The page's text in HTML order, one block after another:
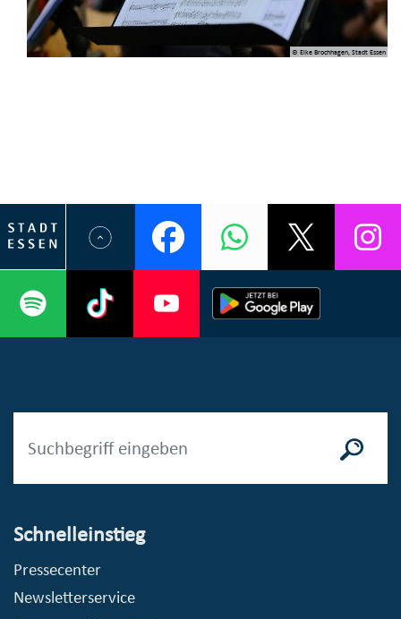
© Elke Brochhagen, Stadt Essen
Schnelleinstieg
Pressecenter
Newsletterservice